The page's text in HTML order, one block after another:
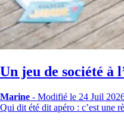
Un jeu de société à
Marine - Modifié le 24 Juil
Qui dit été dit apéro : c’est une